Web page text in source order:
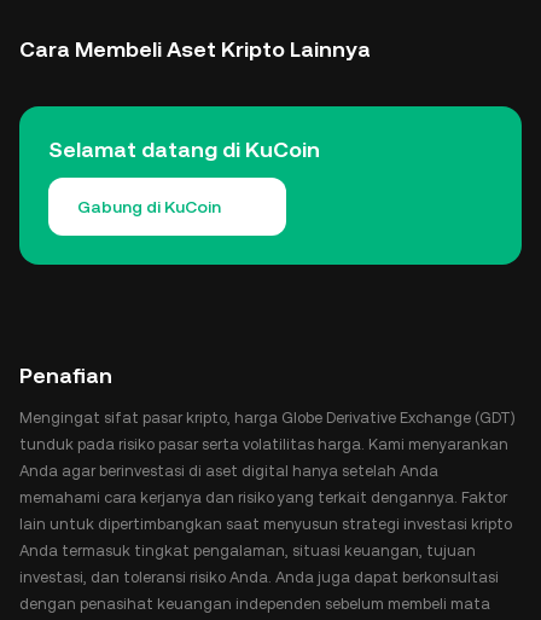
Cara Membeli Aset Kripto Lainnya
Selamat datang di KuCoin
Gabung di KuCoin
Penafian
Mengingat sifat pasar kripto, harga Globe Derivative Exchange (GDT)
tunduk pada risiko pasar serta volatilitas harga. Kami menyarankan
Anda agar berinvestasi di aset digital hanya setelah Anda
memahami cara kerjanya dan risiko yang terkait dengannya. Faktor
lain untuk dipertimbangkan saat menyusun strategi investasi kripto
Anda termasuk tingkat pengalaman, situasi keuangan, tujuan
investasi, dan toleransi risiko Anda. Anda juga dapat berkonsultasi
dengan penasihat keuangan independen sebelum membeli mata